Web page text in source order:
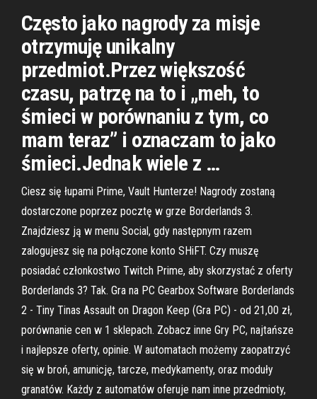
Często jako nagrody za misje
otrzymuję unikalny
przedmiot.Przez większość
czasu, patrzę na to i „meh, to
śmieci w porównaniu z tym, co
mam teraz” i oznaczam to jako
śmieci.Jednak wiele z …
Ciesz się łupami Prime, Vault Hunterze! Nagrody zostaną
dostarczone poprzez pocztę w grze Borderlands 3.
Znajdziesz ją w menu Social, gdy następnym razem
zalogujesz się na połączone konto SHiFT. Czy muszę
posiadać członkostwo Twitch Prime, aby skorzystać z oferty
Borderlands 3? Tak. Gra na PC Gearbox Software Borderlands
2 - Tiny Tinas Assault on Dragon Keep (Gra PC) - od 21,00 zł,
porównanie cen w 1 sklepach. Zobacz inne Gry PC, najtańsze
i najlepsze oferty, opinie. W automatach możemy zaopatrzyć
się w broń, amunicję, tarcze, medykamenty, oraz moduły
granatów. Każdy z automatów oferuje nam inne przedmioty,